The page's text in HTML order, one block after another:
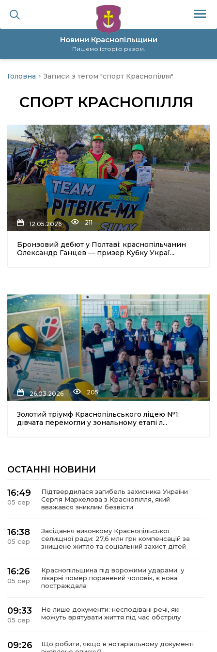
Новини Краснопільщини
Пишемо історію разом.
політика
Головна Записи з тегом "спорт Краснопілля"
СПОРТ КРАСНОПІЛЛЯ
12.05.2026 211
Бронзовий дебют у Полтаві: краснопільчанин
Олександр Ганцев — призер Кубку Украї...
26.03.2026 205
Золотий тріумф Краснопільського ліцею №1:
дівчата перемогли у зональному етапі л...
ОСТАННІ НОВИНИ
16:49
05 сер
Підтвердилася загибель захисника України
Сергія Маркелова з Краснопілля, який
вважався зниклим безвісти
16:38
05 сер
Засідання виконкому Краснопільської
селищної ради: 27,6 млн грн компенсацій за
знищене житло та соціальний захист дітей
16:26
05 сер
Краснопільщина під ворожими ударами: у
лікарні помер поранений чоловік, є нова
постраждала
09:33
05 сер
Не лише документи: несподівані речі, які
можуть врятувати життя під час обстрілу
09:26
Що робити, якщо в нотаріальному документі